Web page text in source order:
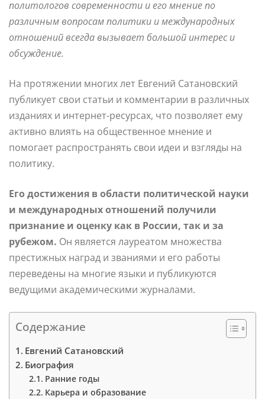
политологов современности и его мнение по
различным вопросам политики и международных
отношений всегда вызывает большой интерес и
обсуждение.
На протяжении многих лет Евгений Сатановский
публикует свои статьи и комментарии в различных
изданиях и интернет-ресурсах, что позволяет ему
активно влиять на общественное мнение и
помогает распространять свои идеи и взгляды на
политику.
Его достижения в области политической науки
и международных отношений получили
признание и оценку как в России, так и за
рубежом. Он является лауреатом множества
престижных наград и званиями и его работы
переведены на многие языки и публикуются
ведущими академическими журналами.
Содержание
Евгений Сатановский
Биография
Ранние годы
Карьера и образование